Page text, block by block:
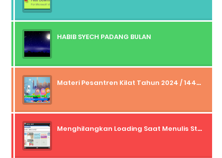
HABIB SYECH PADANG BULAN
Materi Pesantren Kilat Tahun 2024 / 1445 H
Menghilangkan Loading Saat Menulis Status dan Komentar Facebook Lewat Operamini